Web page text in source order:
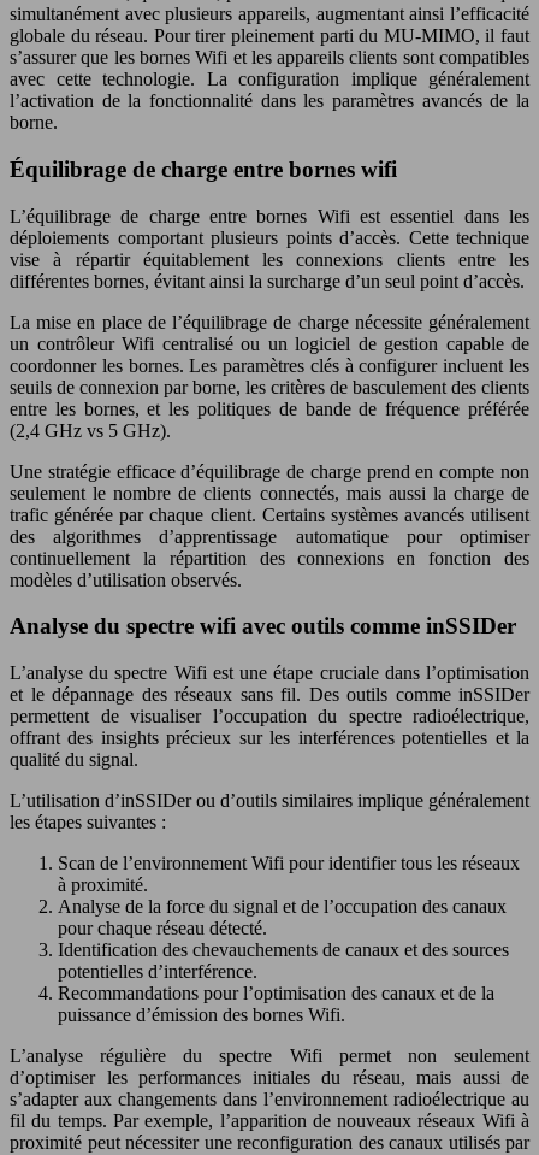
simultanément avec plusieurs appareils, augmentant ainsi l’efficacité
globale du réseau. Pour tirer pleinement parti du MU-MIMO, il faut
s’assurer que les bornes Wifi et les appareils clients sont compatibles
avec cette technologie. La configuration implique généralement
l’activation de la fonctionnalité dans les paramètres avancés de la
borne.
Équilibrage de charge entre bornes wifi
L’équilibrage de charge entre bornes Wifi est essentiel dans les
déploiements comportant plusieurs points d’accès. Cette technique
vise à répartir équitablement les connexions clients entre les
différentes bornes, évitant ainsi la surcharge d’un seul point d’accès.
La mise en place de l’équilibrage de charge nécessite généralement
un contrôleur Wifi centralisé ou un logiciel de gestion capable de
coordonner les bornes. Les paramètres clés à configurer incluent les
seuils de connexion par borne, les critères de basculement des clients
entre les bornes, et les politiques de bande de fréquence préférée
(2,4 GHz vs 5 GHz).
Une stratégie efficace d’équilibrage de charge prend en compte non
seulement le nombre de clients connectés, mais aussi la charge de
trafic générée par chaque client. Certains systèmes avancés utilisent
des algorithmes d’apprentissage automatique pour optimiser
continuellement la répartition des connexions en fonction des
modèles d’utilisation observés.
Analyse du spectre wifi avec outils comme inSSIDer
L’analyse du spectre Wifi est une étape cruciale dans l’optimisation
et le dépannage des réseaux sans fil. Des outils comme inSSIDer
permettent de visualiser l’occupation du spectre radioélectrique,
offrant des insights précieux sur les interférences potentielles et la
qualité du signal.
L’utilisation d’inSSIDer ou d’outils similaires implique généralement
les étapes suivantes :
Scan de l’environnement Wifi pour identifier tous les réseaux
à proximité.
Analyse de la force du signal et de l’occupation des canaux
pour chaque réseau détecté.
Identification des chevauchements de canaux et des sources
potentielles d’interférence.
Recommandations pour l’optimisation des canaux et de la
puissance d’émission des bornes Wifi.
L’analyse régulière du spectre Wifi permet non seulement
d’optimiser les performances initiales du réseau, mais aussi de
s’adapter aux changements dans l’environnement radioélectrique au
fil du temps. Par exemple, l’apparition de nouveaux réseaux Wifi à
proximité peut nécessiter une reconfiguration des canaux utilisés par